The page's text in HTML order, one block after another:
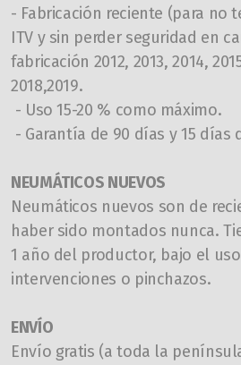
- Fabricación reciente (para no
ITV y sin perder seguridad en
fabricación 2012, 2013, 2014,
2018,2019.
- Uso 15-20 % como máximo.
- Garantía de 90 días y 15 días
NEUMÁTICOS NUEVOS
Neumáticos nuevos son de
haber sido montados nunca.
1 año del productor, bajo el
intervenciones o pinchazos.
ENVÍO
Envío gratis (a toda la